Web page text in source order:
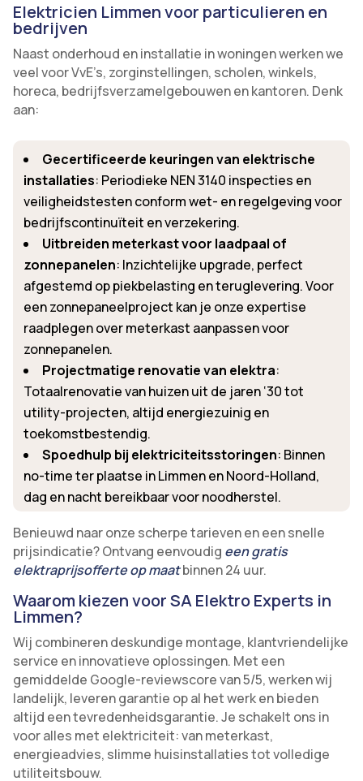
Elektricien Limmen voor particulieren en
bedrijven
Naast onderhoud en installatie in woningen werken we
veel voor VvE’s, zorginstellingen, scholen, winkels,
horeca, bedrijfsverzamelgebouwen en kantoren. Denk
aan:
Gecertificeerde keuringen van elektrische
installaties: Periodieke NEN 3140 inspecties en
veiligheidstesten conform wet- en regelgeving voor
bedrijfscontinuïteit en verzekering.
Uitbreiden meterkast voor laadpaal of
zonnepanelen: Inzichtelijke upgrade, perfect
afgestemd op piekbelasting en teruglevering. Voor
een zonnepaneelproject kan je onze expertise
raadplegen over meterkast aanpassen voor
zonnepanelen.
Projectmatige renovatie van elektra:
Totaalrenovatie van huizen uit de jaren ‘30 tot
utility-projecten, altijd energiezuinig en
toekomstbestendig.
Spoedhulp bij elektriciteitsstoringen: Binnen
no-time ter plaatse in Limmen en Noord-Holland,
dag en nacht bereikbaar voor noodherstel.
Benieuwd naar onze scherpe tarieven en een snelle
prijsindicatie? Ontvang eenvoudig een gratis
elektraprijsofferte op maatbinnen 24 uur.
Waarom kiezen voor SA Elektro Experts in
Limmen?
Wij combineren deskundige montage, klantvriendelijke
service en innovatieve oplossingen. Met een
gemiddelde Google-reviewscore van 5/5, werken wij
landelijk, leveren garantie op al het werk en bieden
altijd een tevredenheidsgarantie. Je schakelt ons in
voor alles met elektriciteit: van meterkast,
energieadvies, slimme huisinstallaties tot volledige
utiliteitsbouw.